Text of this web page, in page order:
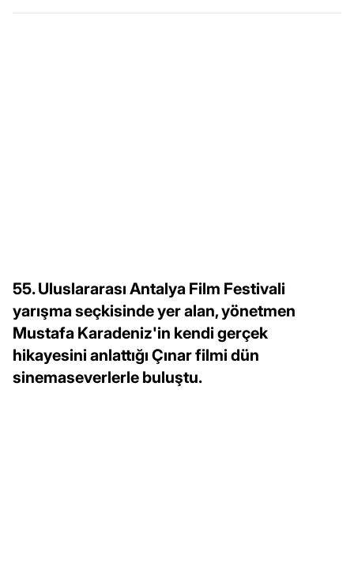
55. Uluslararası Antalya Film Festivali
yarışma seçkisinde yer alan, yönetmen
Mustafa Karadeniz'in kendi gerçek
hikayesini anlattığı Çınar filmi dün
sinemaseverlerle buluştu.